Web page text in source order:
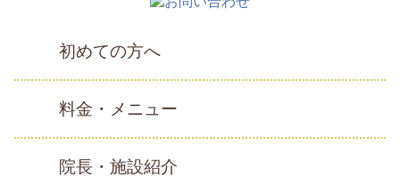
初めての方へ
料金・メニュー
院長・施設紹介